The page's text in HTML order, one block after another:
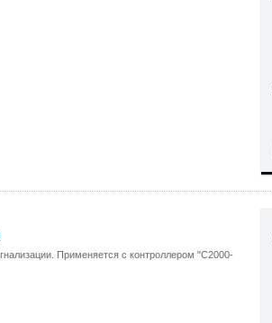
Применяется с контроллером "С2000-